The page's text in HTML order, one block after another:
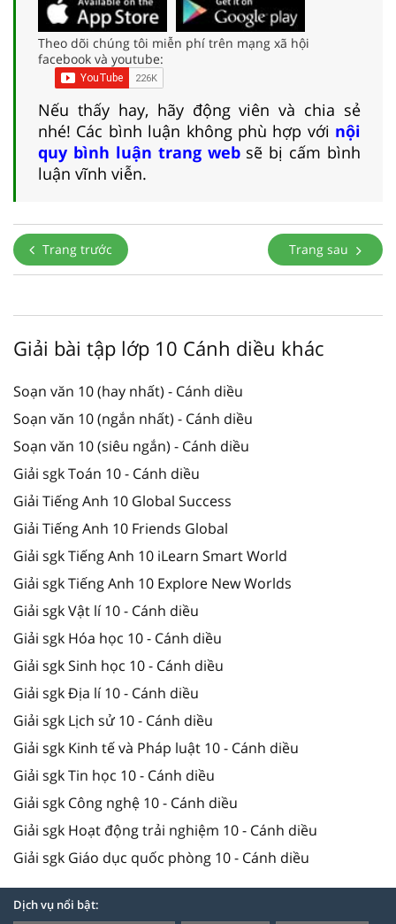
Theo dõi chúng tôi miễn phí trên mạng xã hội
facebook và youtube:
Nếu thấy hay, hãy động viên và chia sẻ
nhé! Các bình luận không phù hợp với nội
quy bình luận trang websẽ bị cấm bình
luận vĩnh viễn.
Trang trước Trang sau
Giải bài tập lớp 10 Cánh diều khác
Soạn văn 10 (hay nhất) - Cánh diều
Soạn văn 10 (ngắn nhất) - Cánh diều
Soạn văn 10 (siêu ngắn) - Cánh diều
Giải sgk Toán 10 - Cánh diều
Giải Tiếng Anh 10 Global Success
Giải Tiếng Anh 10 Friends Global
Giải sgk Tiếng Anh 10 iLearn Smart World
Giải sgk Tiếng Anh 10 Explore New Worlds
Giải sgk Vật lí 10 - Cánh diều
Giải sgk Hóa học 10 - Cánh diều
Giải sgk Sinh học 10 - Cánh diều
Giải sgk Địa lí 10 - Cánh diều
Giải sgk Lịch sử 10 - Cánh diều
Giải sgk Kinh tế và Pháp luật 10 - Cánh diều
Giải sgk Tin học 10 - Cánh diều
Giải sgk Công nghệ 10 - Cánh diều
Giải sgk Hoạt động trải nghiệm 10 - Cánh diều
Giải sgk Giáo dục quốc phòng 10 - Cánh diều
Dịch vụ nổi bật: